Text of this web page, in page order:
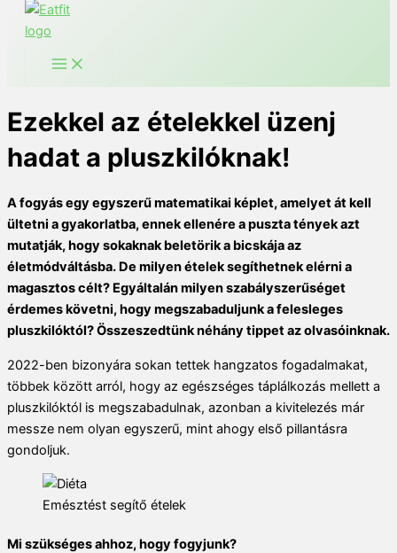
Ezekkel az ételekkel üzenj
hadat a pluszkilóknak!
A fogyás egy egyszerű matematikai képlet, amelyet át kell
ültetni a gyakorlatba, ennek ellenére a puszta tények azt
mutatják, hogy sokaknak beletörik a bicskája az
életmódváltásba. De milyen ételek segíthetnek elérni a
magasztos célt? Egyáltalán milyen szabályszerűséget
érdemes követni, hogy megszabaduljunk a felesleges
pluszkilóktól? Összeszedtünk néhány tippet az olvasóinknak.
2022-ben bizonyára sokan tettek hangzatos fogadalmakat,
többek között arról, hogy az egészséges táplálkozás mellett a
pluszkilóktól is megszabadulnak, azonban a kivitelezés már
messze nem olyan egyszerű, mint ahogy első pillantásra
gondoljuk.
Emésztést segítő ételek
Mi szükséges ahhoz, hogy fogyjunk?